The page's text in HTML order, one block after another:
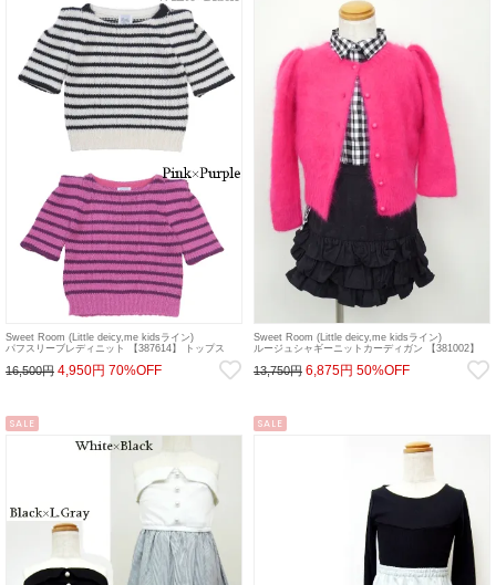
Sweet Room (Little deicy,me kidsライン)
パフスリーブレディニット 【387614】 トップス
16,500円 4,950円 70%OFF
Sweet Room (Little deicy,me kidsライン)
ルージュシャギーニットカーディガン 【381002】
13,750円 6,875円 50%OFF
SALE SALE